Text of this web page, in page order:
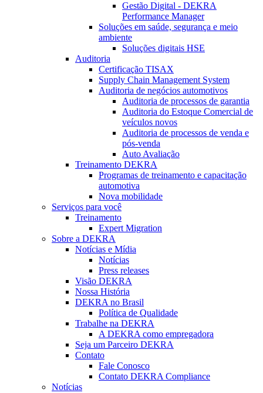
Gestão Digital - DEKRA
Performance Manager
Soluções em saúde, segurança e meio
ambiente
Soluções digitais HSE
Auditoria
Certificação TISAX
Supply Chain Management System
Auditoria de negócios automotivos
Auditoria de processos de garantia
Auditoria do Estoque Comercial de
veículos novos
Auditoria de processos de venda e
pós-venda
Auto Avaliação
Treinamento DEKRA
Programas de treinamento e capacitação
automotiva
Nova mobilidade
Serviços para você
Treinamento
Expert Migration
Sobre a DEKRA
Notícias e Mídia
Notícias
Press releases
Visão DEKRA
Nossa História
DEKRA no Brasil
Política de Qualidade
Trabalhe na DEKRA
A DEKRA como empregadora
Seja um Parceiro DEKRA
Contato
Fale Conosco
Contato DEKRA Compliance
Notícias